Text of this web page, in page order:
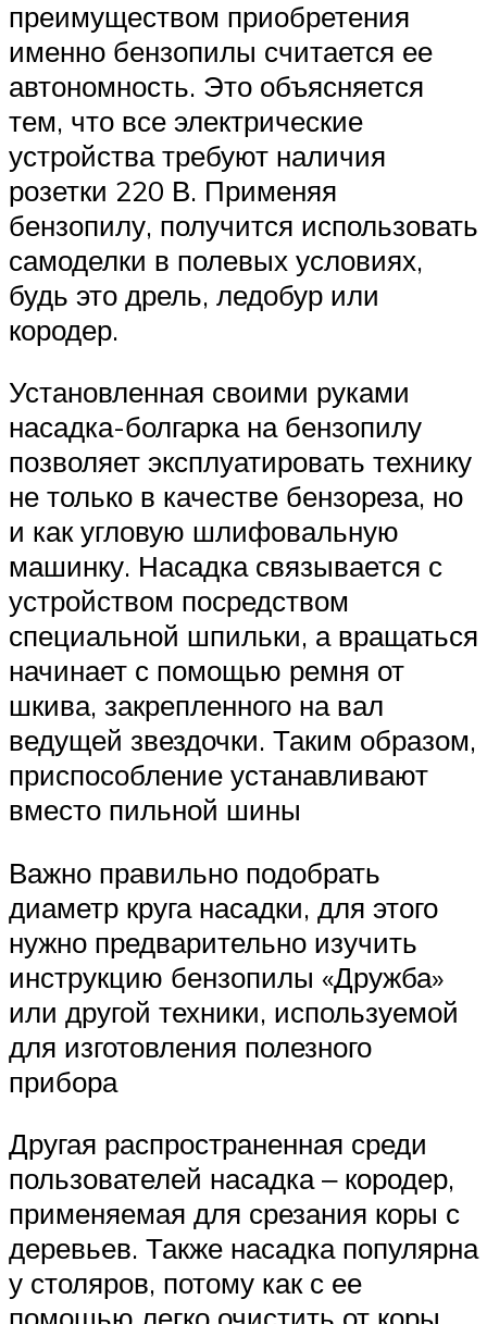
преимуществом приобретения
именно бензопилы считается ее
автономность. Это объясняется
тем, что все электрические
устройства требуют наличия
розетки 220 В. Применяя
бензопилу, получится использовать
самоделки в полевых условиях,
будь это дрель, ледобур или
кородер.
Установленная своими руками
насадка-болгарка на бензопилу
позволяет эксплуатировать технику
не только в качестве бензореза, но
и как угловую шлифовальную
машинку. Насадка связывается с
устройством посредством
специальной шпильки, а вращаться
начинает с помощью ремня от
шкива, закрепленного на вал
ведущей звездочки. Таким образом,
приспособление устанавливают
вместо пильной шины
Важно правильно подобрать
диаметр круга насадки, для этого
нужно предварительно изучить
инструкцию бензопилы «Дружба»
или другой техники, используемой
для изготовления полезного
прибора
Другая распространенная среди
пользователей насадка ‒ кородер,
применяемая для срезания коры с
деревьев. Также насадка популярна
у столяров, потому как с ее